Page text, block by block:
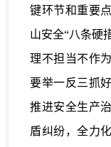
键环节和重要
山安全“八条硬
理不担当不作
要举一反三抓
推进安全生产
盾纠纷，全力